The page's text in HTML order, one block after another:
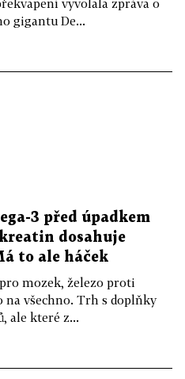
vyvolala zpráva o
gigantu De...
3 před úpadkem
dosahuje
to ale háček
mozek, železo proti
na všechno. Trh s doplňky
ale které z...